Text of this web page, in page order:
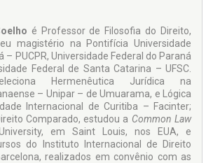
como verdade dogmática o que
e conjetura.
é Professor de Filosofia do Direito,
magistério na Pontifícia Universidade
– PUCPR, Universidade Federal do Paraná
Federal de Santa Catarina – UFSC.
Hermenêutica Jurídica na
– Unipar – de Umuarama, e Lógica
Internacional de Curitiba – Facinter;
Comparado, estudou a Common Law
em Saint Louis, nos EUA, e
do Instituto Internacional de Direito
realizados em convênio com as